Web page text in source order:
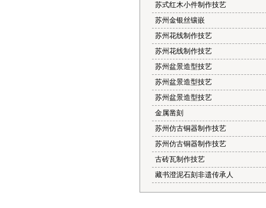
苏式红木小件制作技艺
苏州金银丝镶嵌
苏州花线制作技艺
苏州花线制作技艺
苏州盆景造型技艺
苏州盆景造型技艺
苏州盆景造型技艺
金属凿刻
苏州仿古铜器制作技艺
苏州仿古铜器制作技艺
古砖瓦制作技艺
藏书澄泥石刻非遗传承人